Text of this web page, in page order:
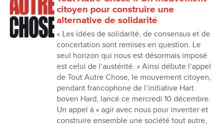
citoyen pour construire une
alternative de solidarité
« Les idées de solidarité, de consensus et de
concertation sont remises en question. Le
seul horizon qui nous est désormais imposé
est celui de l’austérité. » Ainsi débute l’appel
de Tout Autre Chose, le mouvement citoyen,
pendant francophone de l’initiative Hart
boven Hard, lancé ce mercredi 10 décembre.
Un appel à « agir avec nous pour inventer et
construire ensemble une société tout autre,